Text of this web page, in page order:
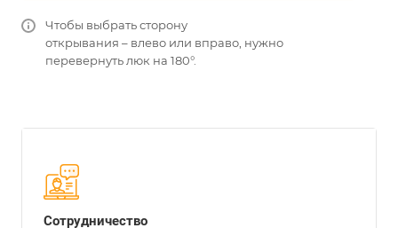
Чтобы выбрать сторону
открывания – влево или вправо, нужно
перевернуть люк на 180°.
Сотрудничество